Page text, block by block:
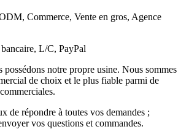
Commerce, Vente en gros, Agence
L/C, PayPal
possédons notre propre usine. Nous sommes
de choix et le plus fiable parmi de
de répondre à toutes vos demandes ;
vos questions et commandes.